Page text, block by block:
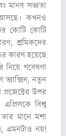
মানব সভ্যতা
আসছে। কখনও
কোটি কোটি
শ্রমিকদের
কারণ হয়েছে
নিয়ে গবেষণা
ভ্যাক্সিন, নতুন
প্রজেক্টের উপর
বিশ্ব
মানে মশা
এমনটাও নয়!